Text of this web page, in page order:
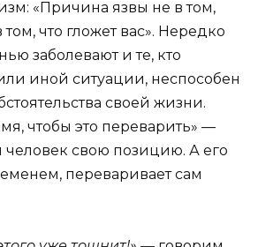
«Причина язвы не в том,
том, что гложет вас». Нередко
заболевают и те, кто
или иной ситуации, неспособен
своей жизни.
чтобы это переварить» —
человек свою позицию. А его
переваривает сам